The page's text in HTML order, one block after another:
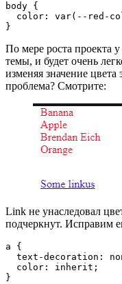
body {
color: var(--red-
}
По мере роста проекта
темы, и будет очень
изменяя значение
проблема? Смотрите:
Link не унаследовал
подчеркнут. Исправим
a {
text-decoration:
  color: inherit;
}